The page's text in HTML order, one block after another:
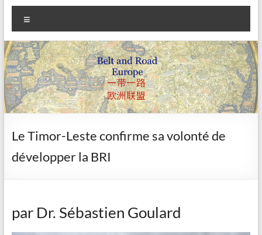
Le Timor-Leste confirme sa volonté de
développer la BRI
par Dr. Sébastien Goulard